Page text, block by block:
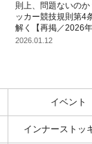
則上、問題ないの
ッカー競技規則第4
解く【再掲／2026年
2026.01.12
イベント
インナーストッ